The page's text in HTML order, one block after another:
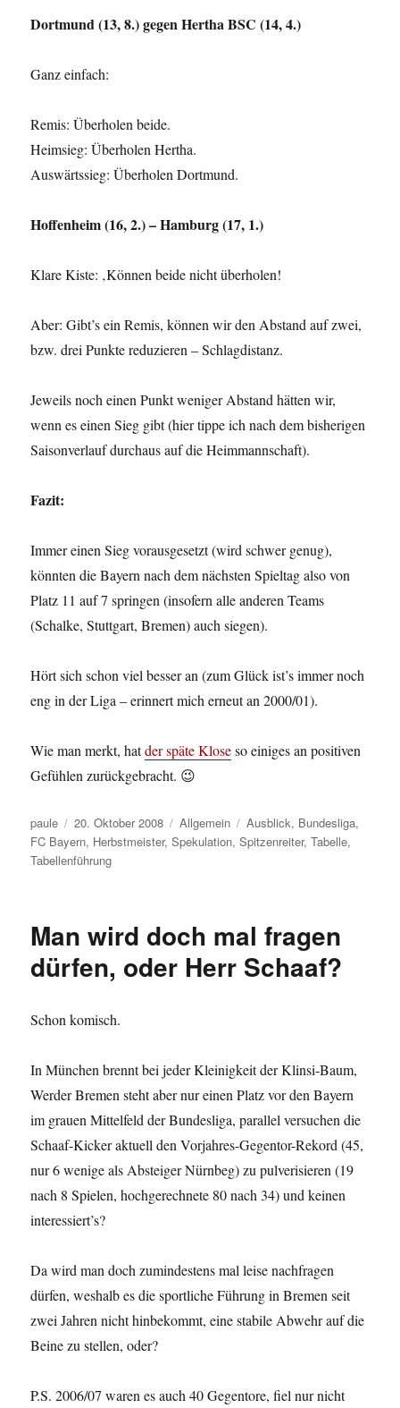
Dortmund (13, 8.) gegen Hertha BSC (14, 4.)
Ganz einfach:
Remis: Überholen beide.
Heimsieg: Überholen Hertha.
Auswärtssieg: Überholen Dortmund.
Hoffenheim (16, 2.) – Hamburg (17, 1.)
Klare Kiste: ‚Können beide nicht überholen!
Aber: Gibt’s ein Remis, können wir den Abstand auf zwei,
bzw. drei Punkte reduzieren – Schlagdistanz.
Jeweils noch einen Punkt weniger Abstand hätten wir,
wenn es einen Sieg gibt (hier tippe ich nach dem bisherigen
Saisonverlauf durchaus auf die Heimmannschaft).
Fazit:
Immer einen Sieg vorausgesetzt (wird schwer genug),
könnten die Bayern nach dem nächsten Spieltag also von
Platz 11 auf 7 springen (insofern alle anderen Teams
(Schalke, Stuttgart, Bremen) auch siegen).
Hört sich schon viel besser an (zum Glück ist’s immer noch
eng in der Liga – erinnert mich erneut an 2000/01).
Wie man merkt, hatder späte Kloseso einiges an positiven
Gefühlen zurückgebracht. 😉
Autor
paule
Veröffentlicht
am
20. Oktober 2008 Kategorien
Allgemein Schlagwörter
Ausblick, Bundesliga,
FC Bayern, Herbstmeister,Spekulation,Spitzenreiter,Tabelle,
Tabellenführung
Man wird doch mal fragen
dürfen, oder Herr Schaaf?
Schon komisch.
In München brennt bei jeder Kleinigkeit der Klinsi-Baum,
Werder Bremen steht aber nur einen Platz vor den Bayern
im grauen Mittelfeld der Bundesliga, parallel versuchen die
Schaaf-Kicker aktuell den Vorjahres-Gegentor-Rekord (45,
nur 6 wenige als Absteiger Nürnbeg) zu pulverisieren (19
nach 8 Spielen, hochgerechnete 80 nach 34) und keinen
interessiert’s?
Da wird man doch zumindestens mal leise nachfragen
dürfen, weshalb es die sportliche Führung in Bremen seit
zwei Jahren nicht hinbekommt, eine stabile Abwehr auf die
Beine zu stellen, oder?
P.S. 2006/07 waren es auch 40 Gegentore, fiel nur nicht